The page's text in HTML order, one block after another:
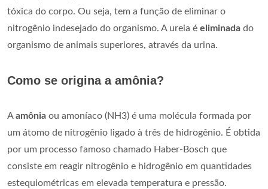
tóxica do corpo. Ou seja, tem a função de eliminar o
nitrogênio indesejado do organismo. A ureia é eliminada do
organismo de animais superiores, através da urina.
Como se origina a amônia?
Aamônia ou amoníaco (NH3) é uma molécula formada por
um átomo de nitrogênio ligado à três de hidrogênio. É obtida
por um processo famoso chamado Haber-Bosch que
consiste em reagir nitrogênio e hidrogênio em quantidades
estequiométricas em elevada temperatura e pressão.